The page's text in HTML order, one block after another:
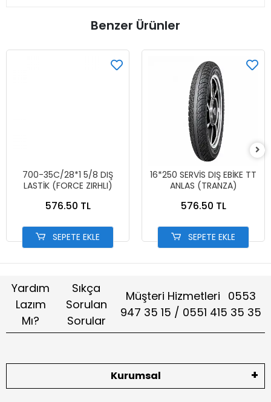
Benzer Ürünler
700-35C/28*1 5/8 DIŞ
LASTİK (FORCE ZIRHLI)
576.50 TL
SEPETE EKLE
16*250 SERVİS DIŞ EBİKE TT
ANLAS (TRANZA)
576.50 TL
SEPETE EKLE
Yardım
Lazım
Mı?
Sıkça
Sorulan
Sorular
Müşteri Hizmetleri 0553
947 35 15 / 0551 415 35 35
Kurumsal